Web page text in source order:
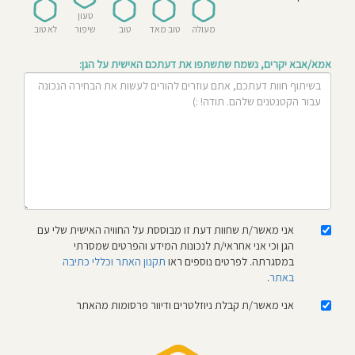
מעולה טוב מאד טוב
טעון
שיפור
לא טוב
אמא/אבא יקרים, נשמח שתשתפו את דעתכם האישית על הגן:
אני מאשר/ת שחוות דעת זו מבוססת על החוויה האישית שלי עם
הגן וכי אני אחראי/ת לנכונות המידע והפרטים שמסרתי
במסגרתה. לפרטים נוספים ראו תקנון האתר וכללי כתיבה
באתר.
אני מאשר/ת קבלת ניוזלטרים ודיוור פרסומות מהאתר